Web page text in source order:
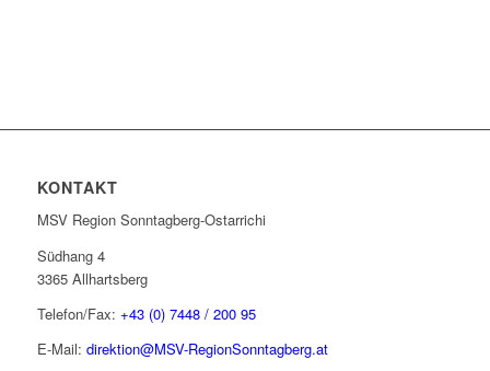
KONTAKT
MSV Region Sonntagberg-Ostarrichi
Südhang 4
3365 Allhartsberg
Telefon/Fax: +43 (0) 7448 / 200 95
E-Mail: direktion@MSV-RegionSonntagberg.at